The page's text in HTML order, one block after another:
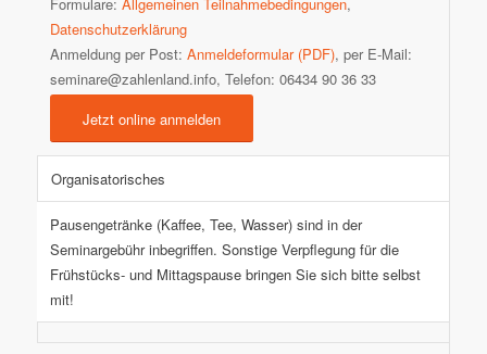
Datenschutzerklärung
Anmeldung per Post: Anmeldeformular (PDF), per E-Mail:
seminare@zahlenland.info, Telefon: 06434 90 36 33
Jetzt online anmelden
Organisatorisches
Pausengetränke (Kaffee, Tee, Wasser) sind in der
Seminargebühr inbegriffen. Sonstige Verpflegung für die
Frühstücks- und Mittagspause bringen Sie sich bitte selbst
mit!